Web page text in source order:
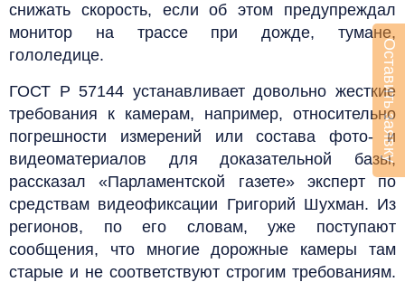
снижать скорость, если об этом предупреждал
монитор на трассе при дожде, тумане,
гололедице.
ГОСТ Р 57144 устанавливает довольно жесткие
требования к камерам, например, относительно
погрешности измерений или состава фото- и
видеоматериалов для доказательной базы,
рассказал «Парламентской газете» эксперт по
средствам видеофиксации Григорий Шухман. Из
регионов, по его словам, уже поступают
сообщения, что многие дорожные камеры там
старые и не соответствуют строгим требованиям.
Оставить заявку